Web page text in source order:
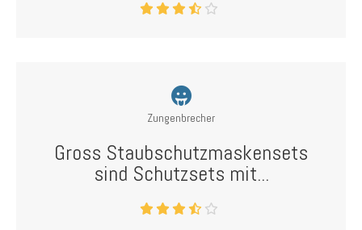
Zungenbrecher
Gross Staubschutzmaskensets
sind Schutzsets mit...